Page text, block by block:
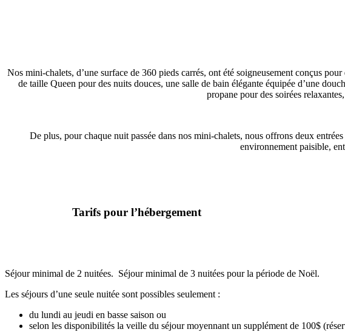
Nos mini-chalets, d’une surface de 360 pieds carrés, ont été soigneusement conçus
de taille Queen pour des nuits douces, une salle de bain élégante équipée d’une
propane pour des soirées
De plus, pour chaque nuit passée dans nos mini-chalets, nous offrons deux
environnement paisible,
Tarifs pour l’hébergement
Séjour minimal de 2 nuitées. Séjour minimal de 3 nuitées pour la période de Noël.
Les séjours d’une seule nuitée sont possibles seulement :
du lundi au jeudi en basse saison ou
selon les disponibilités la veille du séjour moyennant un supplément de 100$